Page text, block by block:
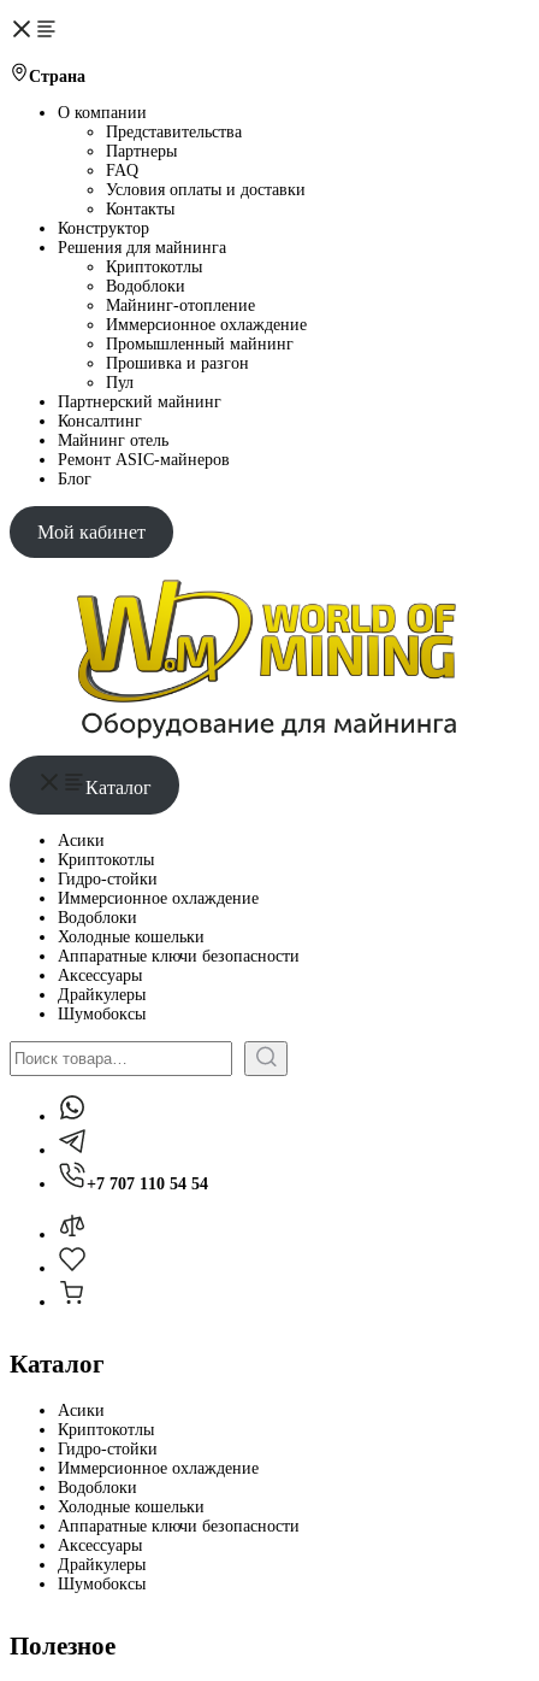
Страна
О компании
Представительства
Партнеры
FAQ
Условия оплаты и доставки
Контакты
Конструктор
Решения для майнинга
Криптокотлы
Водоблоки
Майнинг-отопление
Иммерсионное охлаждение
Промышленный майнинг
Прошивка и разгон
Пул
Партнерский майнинг
Консалтинг
Майнинг отель
Ремонт ASIC-майнеров
Блог
Мой кабинет
Каталог
Асики
Криптокотлы
Гидро-стойки
Иммерсионное охлаждение
Водоблоки
Холодные кошельки
Аппаратные ключи безопасности
Аксессуары
Драйкулеры
Шумобоксы
Поиск
+7 707 110 54 54
Каталог
Асики
Криптокотлы
Гидро-стойки
Иммерсионное охлаждение
Водоблоки
Холодные кошельки
Аппаратные ключи безопасности
Аксессуары
Драйкулеры
Шумобоксы
Полезное